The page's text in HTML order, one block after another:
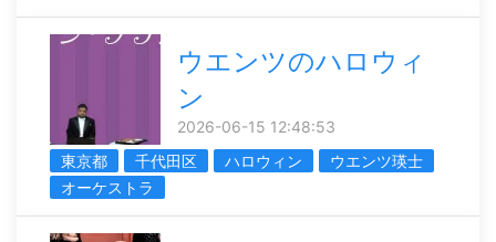
ウエンツのハロウィ
ン
2026-06-15 12:48:53
東京都
千代田区 ハロウィン
ウエンツ瑛士
オーケストラ